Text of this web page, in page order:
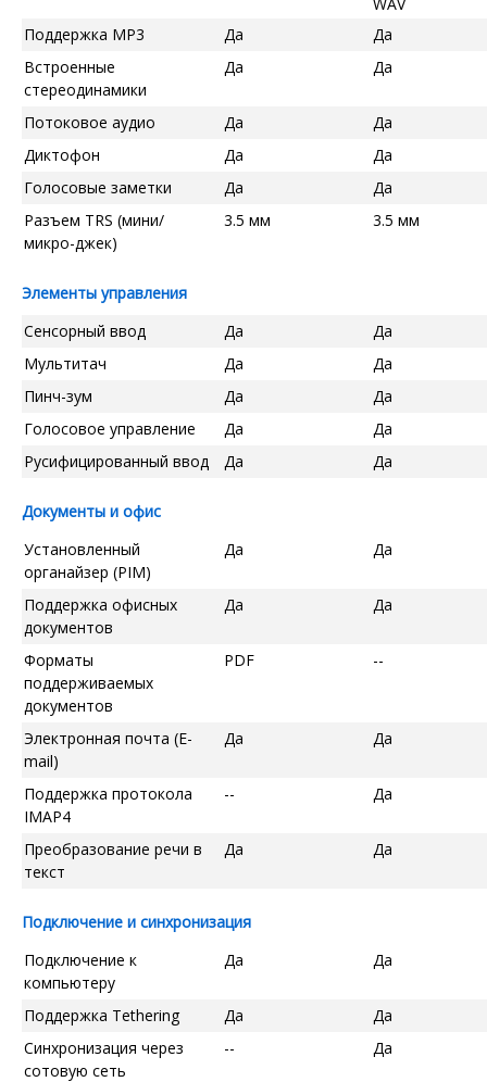
Поддержка MP3
Да
Да
Встроенные
стереодинамики
Да Да
Потоковое аудио Да
Да
Диктофон
Да
Да
Голосовые заметки
Да
Да
Разъем TRS (мини/
микро-джек)
3.5 мм 3.5 мм
Элементы управления
Сенсорный ввод
Да
Да
Мультитач
Да
Да
Пинч-зум
Да
Да
Голосовое управление
Да
Да
Русифицированный ввод
Да Да
Документы и офис
Установленный
органайзер (PIM)
Да Да
Поддержка офисных
документов
Да Да
Форматы
поддерживаемых
документов
PDF --
Электронная почта (E-
mail)
Да Да
Поддержка протокола
IMAP4
-- Да
Преобразование речи в
текст
Да Да
Подключение и синхронизация
Подключение к
компьютеру
Да Да
Поддержка Tethering Да
Да
Синхронизация через
сотовую сеть
-- Да